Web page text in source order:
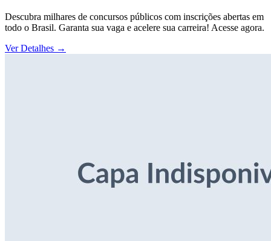
Descubra milhares de concursos públicos com inscrições abertas em
todo o Brasil. Garanta sua vaga e acelere sua carreira! Acesse agora.
Ver Detalhes →